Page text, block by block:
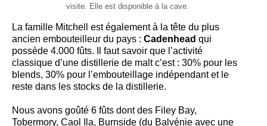
visite. Elle est disponible à la cave.
La famille Mitchell est également à la tête du plus
ancien embouteilleur du pays : Cadenhead qui
possède 4.000 fûts. Il faut savoir que l’activité
classique d’une distillerie de malt c’est : 30% pour les
blends, 30% pour l’embouteillage indépendant et le
reste dans les stocks de la distillerie.
Nous avons goûté 6 fûts dont des Filey Bay,
Tobermory, Caol Ila, Burnside (du Balvénie avec une